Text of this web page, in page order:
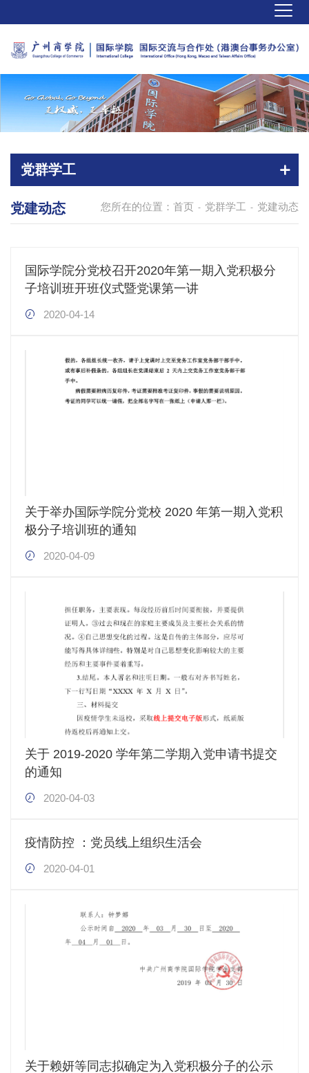
党群学工
您所在的位置： 首页 - 党群学工 - 党建动态
党建动态
国际学院分党校召开2020年第一期入党积极分
子培训班开班仪式暨党课第一讲
2020-04-14
关于举办国际学院分党校 2020 年第一期入党积
极分子培训班的通知
2020-04-09
关于 2019-2020 学年第二学期入党申请书提交
的通知
2020-04-03
疫情防控 ：党员线上组织生活会
2020-04-01
关于赖妍等同志拟确定为入党积极分子的公示